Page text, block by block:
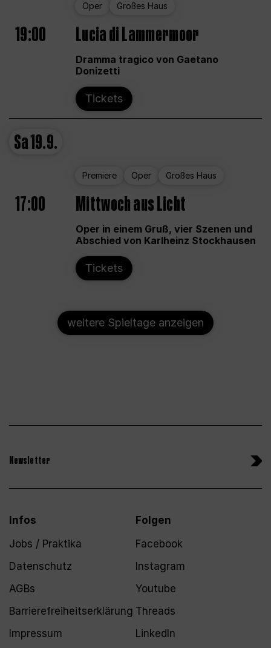
Oper Großes Haus
19:00 Lucia di Lammermoor
Dramma tragico von Gaetano
Donizetti
Tickets
Sa19.9.
Premiere Oper Großes Haus
17:00 Mittwoch aus Licht
Oper in einem Gruß, vier Szenen und
Abschied von Karlheinz Stockhausen
Tickets
weitere Spieltage anzeigen
Newsletter
Infos
Jobs / Praktika
Datenschutz
AGBs
Barrierefreiheitserklärung
Impressum
Folgen
Facebook
Instagram
Youtube
Threads
LinkedIn